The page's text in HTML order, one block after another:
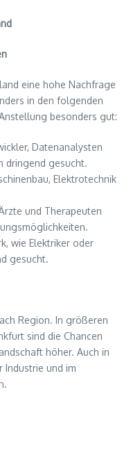
eine hohe Nachfrage
in den folgenden
besonders gut:
Datenanalysten
dringend gesucht.
Elektrotechnik
und Therapeuten
wie Elektriker oder
gesucht.
Region. In größeren
sind die Chancen
höher. Auch in
Industrie und im